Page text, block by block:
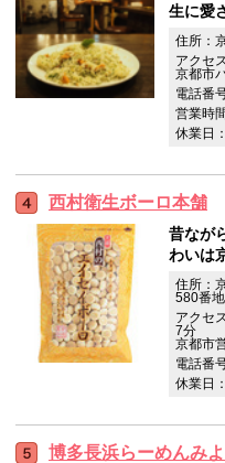
生に愛
住所：
アクセ
京都市
電話番
営業時
休業日
西村衛生ボーロ本舗
昔なが
わいは
住所：
580番地
アクセ
7分
京都市
電話番
休業日
博多長浜らーめんみ